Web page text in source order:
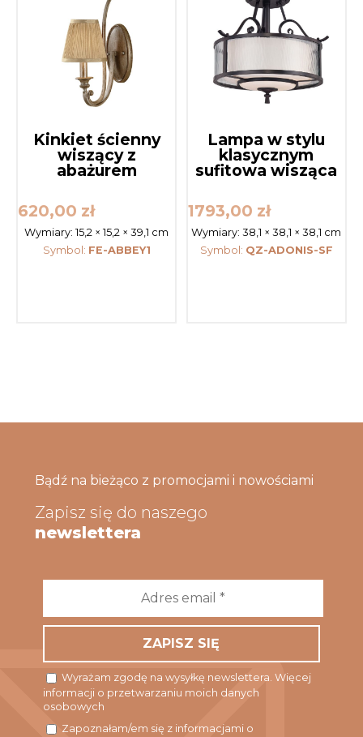
Kinkiet ścienny
wiszący z
abażurem
620,00 zł
Wymiary:15,2 × 15,2 × 39,1 cm
Symbol: FE-ABBEY1
Lampa w stylu
klasycznym
sufitowa wisząca
1793,00 zł
Wymiary:38,1 × 38,1 × 38,1 cm
Symbol: QZ-ADONIS-SF
Bądź na bieżąco z promocjami i nowościami
Zapisz się do naszego
newslettera
*
Wyrażam zgodę na wysyłkę newslettera. Więcej
informacji o przetwarzaniu moich danych
osobowych
Zapoznałam/em się z informacjami o